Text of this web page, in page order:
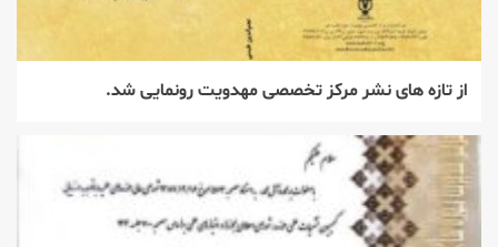
از تازه های نشر مرکز تخصصی مهدویت رونمایی شد.